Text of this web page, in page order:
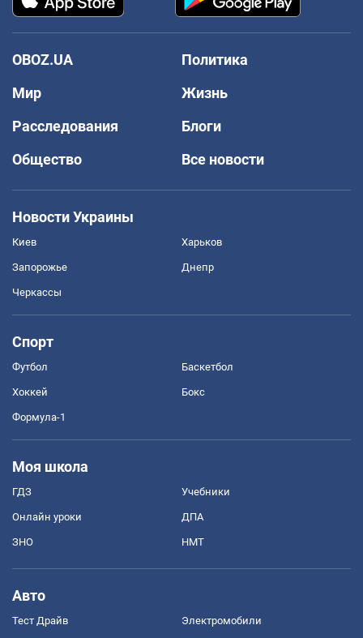
OBOZ.UA
Политика
Мир
Жизнь
Расследования
Блоги
Общество
Все новости
Новости Украины
Киев Харьков
Запорожье Днепр
Черкассы
Спорт
Футбол Баскетбол
Хоккей Бокс
Формула-1
Моя школа
ГДЗ Учебники
Онлайн уроки ДПА
ЗНО НМТ
Авто
Тест Драйв Электромобили